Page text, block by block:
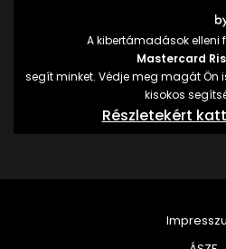
A kibertámadások elleni
Mastercard
segít minket. Védje meg magát Ön
kisokos
Részletekért